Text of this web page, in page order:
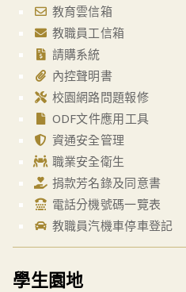
教育雲信箱
教職員工信箱
請購系統
內控聲明書
校園網路問題報修
ODF文件應用工具
資通安全管理
職業安全衛生
捐款芳名錄及同意書
電話分機號碼一覽表
教職員汽機車停車登記
學生園地